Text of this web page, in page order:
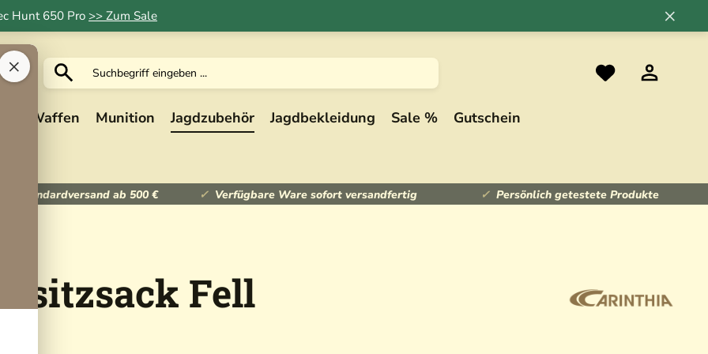
Hunt 650 Pro >> Zum Sale
×
×
Waffen Munition Jagdzubehör Jagdbekleidung Sale % Gutschein
Standardversand ab 500 € Verfügbare Ware sofort versandfertig Persönlich getestete Produkte
Fell